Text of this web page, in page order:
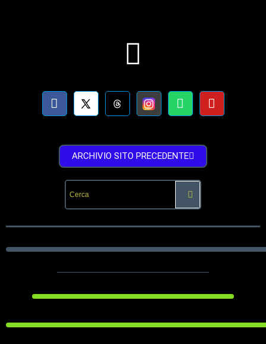
ARCHIVIO SITO PRECEDENTE